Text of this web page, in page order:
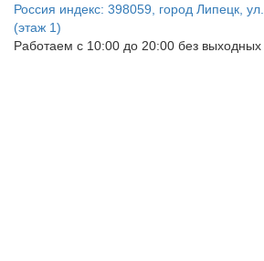
Россия индекс: 398059, город Липецк,
(этаж 1)
Работаем с 10:00 до 20:00 без выходных